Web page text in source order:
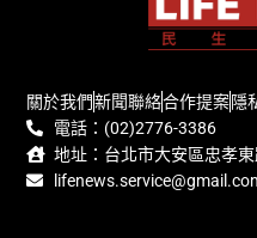
關於我們新聞聯絡合作提案隱
電話：(02)2776-3386
地址：台北市大安區忠孝